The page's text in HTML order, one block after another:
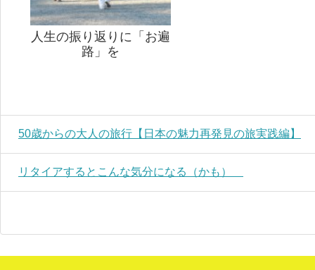
人生の振り返りに「お遍
路」を
50歳からの大人の旅行【日本の魅力再発見の旅実践編】
リタイアするとこんな気分になる（かも）